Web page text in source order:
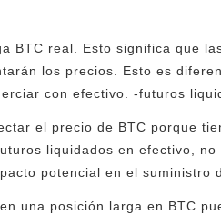
BTC real. Esto significa que
los precios. Esto es
con efectivo. -futuros
el precio de BTC porque
liquidados en efectivo,
potencial en el suministro
una posición larga en BTC